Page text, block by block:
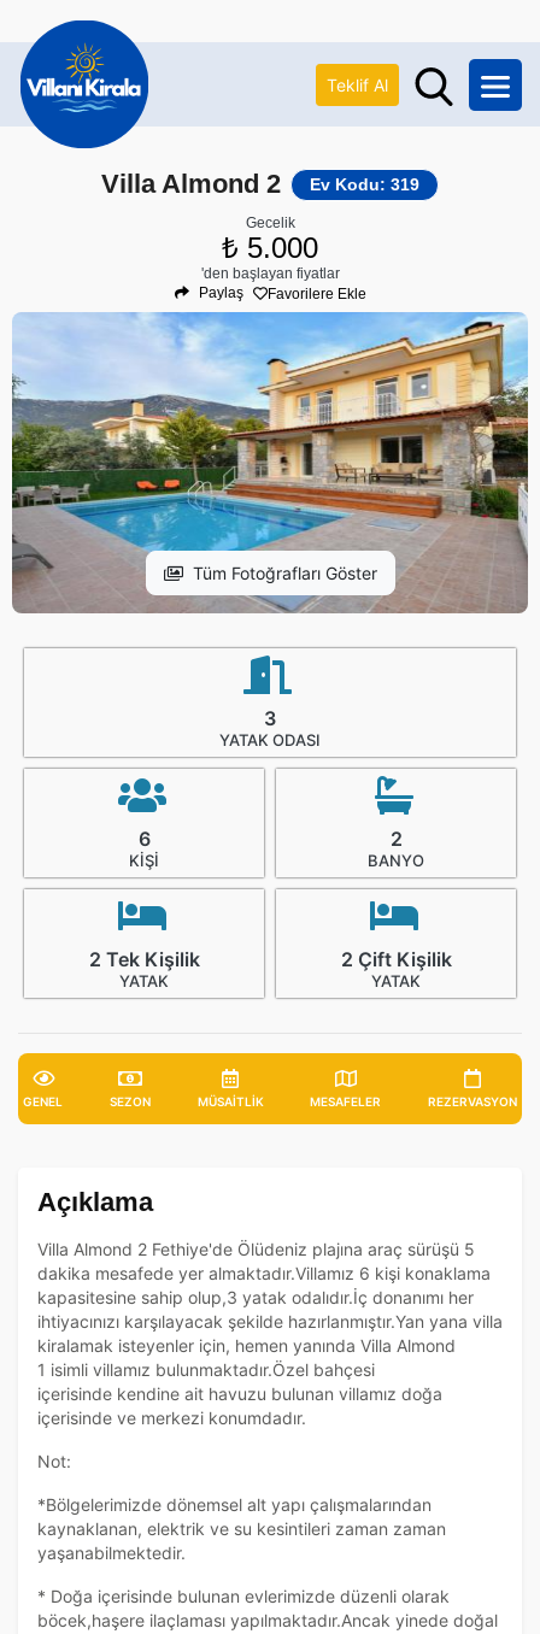
Teklif Al
Villa Almond 2 Ev Kodu: 319
Gecelik
₺ 5.000
'den başlayan fiyatlar
Paylaş
Favorilere Ekle
Tüm Fotoğrafları Göster
3
YATAK ODASI
6
KIŞI
2
BANYO
2 Tek Kişilik
YATAK
2 Çift Kişilik
YATAK
GENEL SEZON MÜSAITLIK MESAFELER REZERVASYON
Açıklama
Villa Almond 2 Fethiye'de Ölüdeniz plajına araç sürüşü 5
dakika mesafede yer almaktadır.Villamız 6 kişi konaklama
kapasitesine sahip olup,3 yatak odalıdır.İç donanımı her
ihtiyacınızı karşılayacak şekilde hazırlanmıştır.Yan yana villa
kiralamak isteyenler için, hemen yanında Villa Almond
1 isimli villamız bulunmaktadır.Özel bahçesi
içerisinde kendine ait havuzu bulunan villamız doğa
içerisinde ve merkezi konumdadır.
Not:
*Bölgelerimizde dönemsel alt yapı çalışmalarından
kaynaklanan, elektrik ve su kesintileri zaman zaman
yaşanabilmektedir.
* Doğa içerisinde bulunan evlerimizde düzenli olarak
böcek,haşere ilaçlaması yapılmaktadır.Ancak yinede doğal